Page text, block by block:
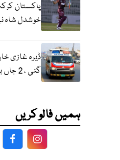
پاکستان
خوشدل شاہ
ڈیرہ غازی
گئی ، 2 جاں بحق ، 3 افراد زخمی
ہمیں فالو کریں
FacebookFacebook